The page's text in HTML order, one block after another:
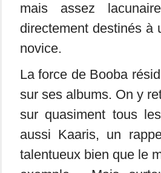
mais assez
directement destinés à
novice.
La force de Booba
sur ses albums. On y
sur quasiment tous
aussi Kaaris, un
talentueux bien que le